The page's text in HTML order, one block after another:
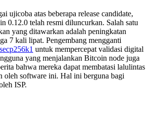
ujicoba atas beberapa release candidate,
0.12.0 telah resmi diluncurkan. Salah satu
yang ditawarkan adalah peningkatan
7 kali lipat. Pengembang mengganti
untuk mempercepat validasi digital
yang menjalankan Bitcoin node juga
bahwa mereka dapat membatasi lalulintas
oleh software ini. Hal ini berguna bagi
ISP.